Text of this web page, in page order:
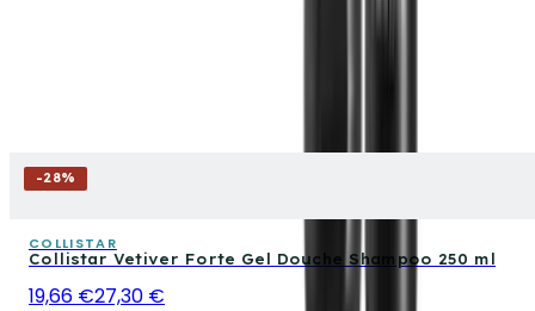
-28%
COLLISTAR
Collistar Vetiver Forte Gel Douche Shampoo 250 ml
19,66 €27,30 €